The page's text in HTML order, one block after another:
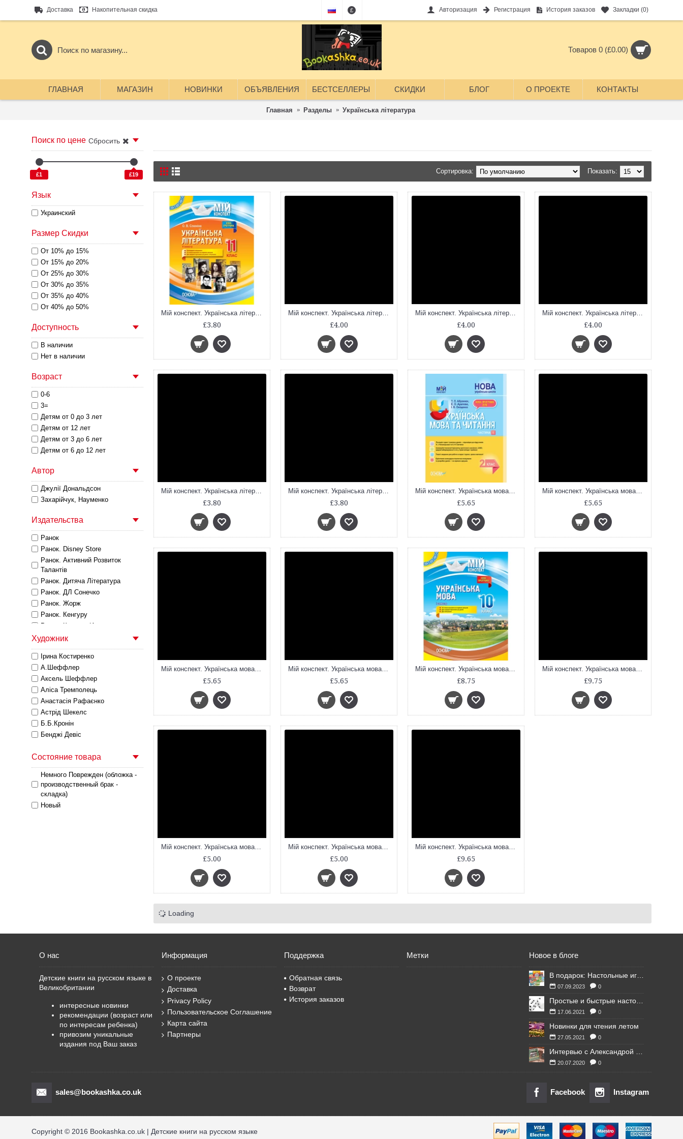
Доставка Накопительная скидка £ Авторизация Регистрация История заказов Закладки (0)
Товаров 0 (£0.00)
ГЛАВНАЯ МАГАЗИН НОВИНКИ ОБЪЯВЛЕНИЯ БЕСТСЕЛЛЕРЫ СКИДКИ БЛОГ О ПРОЕКТЕ КОНТАКТЫ
Главная Разделы Українська література
Сбросить
Поиск по цене
£1 £19
Язык
Украинский
Размер Скидки
От 10% до 15%
От 15% до 20%
От 25% до 30%
От 30% до 35%
От 35% до 40%
От 40% до 50%
Доступность
В наличии
Нет в наличии
Возраст
0-6
3=
Детям от 0 до 3 лет
Детям от 12 лет
Детям от 3 до 6 лет
Детям от 6 до 12 лет
Автор
Джулії Дональдсон
Захарійчук, Науменко
Издательства
Ранок
Ранок. Disney Store
Ранок. Активний Розвиток
Талантів
Ранок. Дитяча Лiтература
Ранок. ДЛ Сонечко
Ранок. Жорж
Ранок. Кенгуру
Ранок. Кенгуру Инклюзия
Ранок. Літера ЛТД
Ранок. Наочні посібники
Ранок. УЛ
Читаріум
Художник
Ірина Костиренко
А.Шеффлер
Аксель Шеффлер
Аліса Тремполець
Анастасія Рафаєнко
Астрід Шекелс
Б.Б.Кронін
Бенджі Девіс
Дебі Ґліорі
Дейвід Вокер
Джилл Барклем
Еліс Долан
Еліс Мелвін
Олів’є Делуа
Робін Шоу
САРА Л. СМІТ
Сара Оґілві
Сара О’Ґілві
Серджо Олівотті
Тереза Роув
Філіп де Кемметер
Хуліо Антоніо Бласко
Штефані Дале
Ґай Паркер-Різ
Состояние товара
Немного Поврежден (обложка -
производственный брак -
складка)
Новый
Показать:
Сортировка:
Мій конспект. Українська література. 11 клас. ІІ семестр. УММ058
£3.80
Мій конспект. Українська література. 6 клас. УММ055
£4.00
Мій конспект. Українська література. 7клас. УММ054
£4.00
Мій конспект. Українська література. 8 клас. Нова програма. УММ032
£4.00
Мій конспект. Українська література. 9 клас. I семестр. УММ035
£3.80
Мій конспект. Українська література. 9 клас. II семестр. УММ039
£3.80
Мій конспект. Українська мова та читання. 2 клас. Частина 1 (за підручниками К. І. Пономарьової та О. Я. Савченко). ПШМ240
£5.65
Мій конспект. Українська мова та читання. 2 клас. Частина 2 (за підручниками К. І. Пономарьової та О. Я. Савченко). ПШМ241
£5.65
Мій конспект. Українська мова та читання. 3 клас. Частина 1 (за підручниками К. І. Пономарьової – мова та О. Я. Са. ПШМ256
£5.65
Мій конспект. Українська мова та читання. 3 клас. Частина 2 (за підручниками К. І. Пономарьової, Л. А. Гайової та . ПШМ257
£5.65
Мій конспект. Українська мова. 10 клас. I и II семестр
£8.75
Мій конспект. Українська мова. 11 клас. І и II семестр.
£9.75
Мій конспект. Українська мова. 11 клас. ІІ семестр. УММ060
£5.00
Мій конспект. Українська мова. 5 клас. І семестр. УММ047
£5.00
Мій конспект. Українська мова. 6 клас. І и II семестр
£9.65
Loading
О нас
Детские книги на русском языке в
Великобритании
интересные новинки
рекомендации (возраст или
по интересам ребенка)
привозим уникальные
издания под Ваш заказ
Информация
О проекте
Доставка
Privacy Policy
Пользовательское Соглашение
Карта сайта
Партнеры
Поддержка
Обратная связь
Возврат
История заказов
Метки Новое в блоге
07.09.2023 0
17.06.2021 0
Новинки для чтения летом
27.05.2021 0
20.07.2020 0
sales@bookashka.co.uk Facebook Instagram
Copyright © 2016 Bookashka.co.uk | Детские книги на русском языке